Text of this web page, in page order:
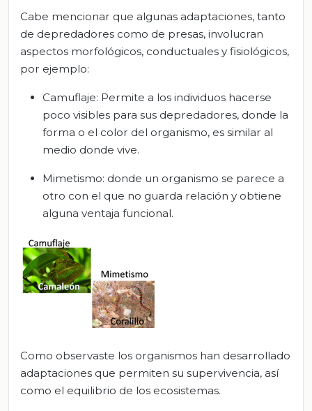
Cabe mencionar que algunas adaptaciones, tanto
de depredadores como de presas, involucran
aspectos morfológicos, conductuales y fisiológicos,
por ejemplo:
Camuflaje: Permite a los individuos hacerse
poco visibles para sus depredadores, donde la
forma o el color del organismo, es similar al
medio donde vive.
Mimetismo: donde un organismo se parece a
otro con el que no guarda relación y obtiene
alguna ventaja funcional.
Como observaste los organismos han desarrollado
adaptaciones que permiten su supervivencia, así
como el equilibrio de los ecosistemas.